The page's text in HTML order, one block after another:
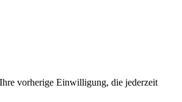
vorherige Einwilligung, die jederzeit